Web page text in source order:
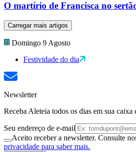
O martírio de Francisca no
Carregar mais artigos
Domingo 9 Agosto
Festividade do dia
Newsletter
Receba Aleteia todos os dias em sua caixa
Seu endereço de e-mail
Aceito receber a newsletter. Consulte
privacidade para saber mais.